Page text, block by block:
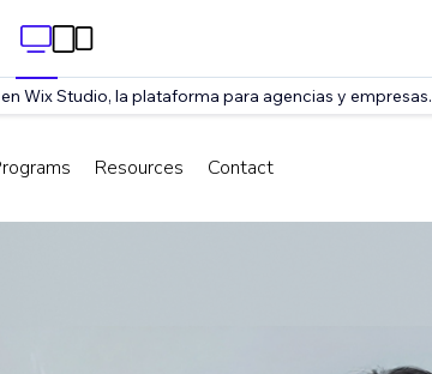
en Wix Studio, la plataforma para agencias y empresas.